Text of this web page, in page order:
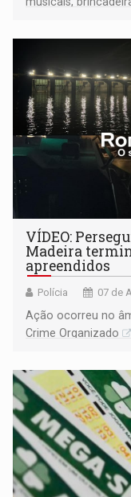
bolo e canto de
VÍDEO:
Madeira
apreendidos
Polícia 07 de
Ação ocorreu no
Crime Organizado